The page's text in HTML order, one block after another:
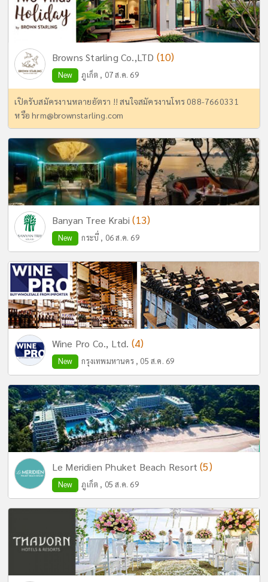
Browns Starling Co.,LTD (10)
New ภูเก็ต , 07 ส.ค. 69
เปิดรับสมัครงานหลายอัตรา !! สนใจสมัครงานโทร 088-7660331
หรือhrm@brownstarling.com
Banyan Tree Krabi(13)
New กระบี่ , 06 ส.ค. 69
Wine Pro Co., Ltd. (4)
New กรุงเทพมหานคร , 05 ส.ค. 69
Le Meridien Phuket Beach Resort(5)
New ภูเก็ต , 05 ส.ค. 69